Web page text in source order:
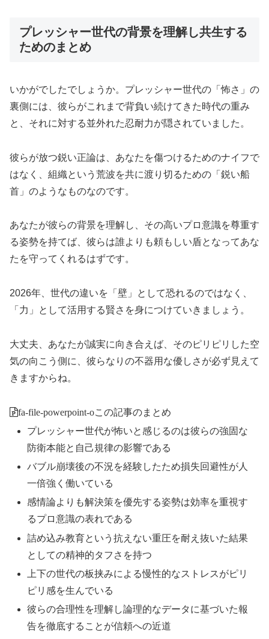
プレッシャー世代の背景を理解し共生する
ためのまとめ
いかがでしたでしょうか。プレッシャー世代の「怖さ」の
裏側には、彼らがこれまで背負い続けてきた時代の重み
と、それに対する並外れた忍耐力が隠されていました。
彼らが放つ鋭い正論は、あなたを傷つけるためのナイフで
はなく、組織という荒波を共に渡り切るための「鋭い船
首」のようなものなのです。
あなたが彼らの背景を理解し、その高いプロ意識を尊重す
る姿勢を持てば、彼らは誰よりも頼もしい盾となってあな
たを守ってくれるはずです。
2026年、世代の違いを「壁」として恐れるのではなく、
「力」として活用する賢さを身につけていきましょう。
大丈夫、あなたが誠実に向き合えば、そのピリピリした空
気の向こう側に、彼らなりの不器用な優しさが必ず見えて
きますからね。
fa-file-powerpoint-oこの記事のまとめ
プレッシャー世代が怖いと感じるのは彼らの強固な
防衛本能と自己規律の影響である
バブル崩壊後の不況を経験したため損失回避性が人
一倍強く働いている
感情論よりも解決策を優先する姿勢は効率を重視す
るプロ意識の表れである
詰め込み教育という抗えない重圧を耐え抜いた結果
としての精神的タフさを持つ
上下の世代の板挟みによる慢性的なストレスがピリ
ピリ感を生んでいる
彼らの合理性を理解し論理的なデータに基づいた報
告を徹底することが信頼への近道